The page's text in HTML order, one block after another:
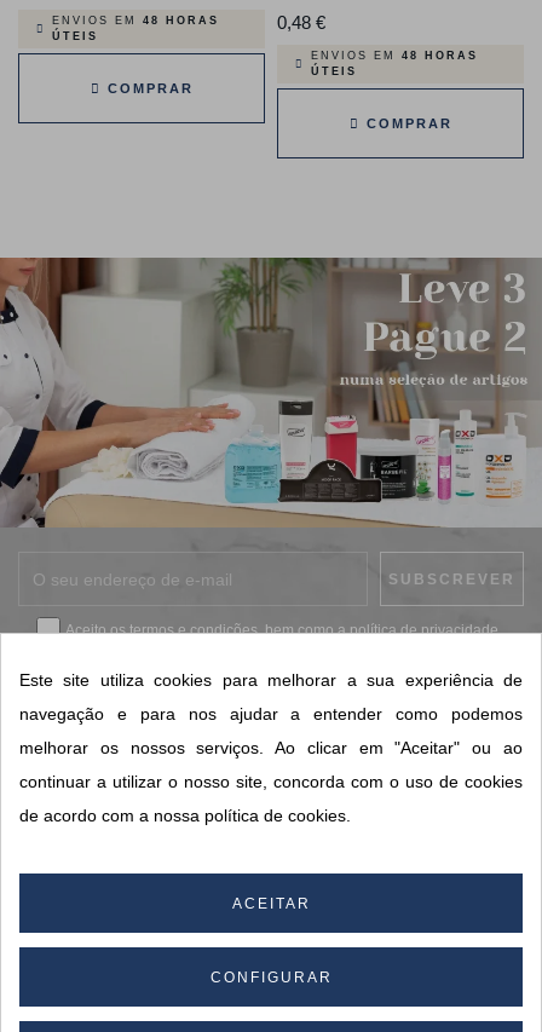
ENVIOS EM 48 HORAS
ÚTEIS
COMPRAR
0,48 €Preço
ENVIOS EM 48 HORAS
ÚTEIS
COMPRAR
Aceito ostermos e condições, bem como apolítica de privacidade.
CONTACTOS SORISA
Este site utiliza cookies para melhorar a sua experiência de
navegação e para nos ajudar a entender como podemos
melhorar os nossos serviços. Ao clicar em "Aceitar" ou ao
continuar a utilizar o nosso site, concorda com o uso de cookies
de acordo com a nossa política de cookies.
ACEITAR
CONFIGURAR